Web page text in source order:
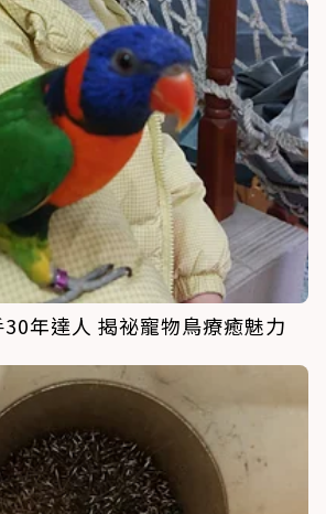
年達人 揭祕寵物鳥療癒魅力